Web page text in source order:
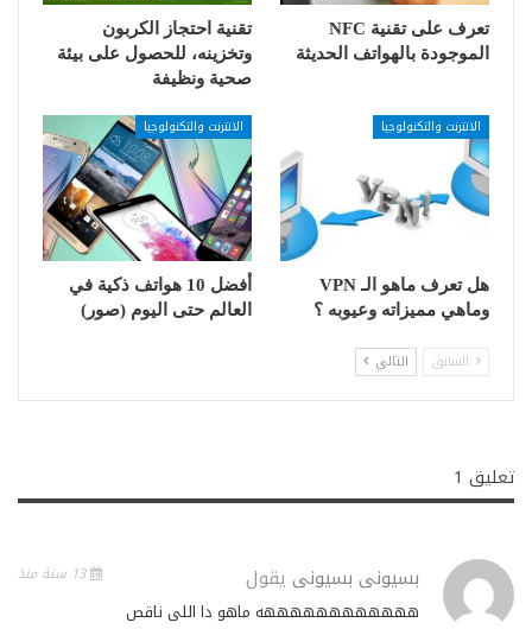
تعرف على تقنية NFC
الموجودة بالهواتف الحديثة
تقنية احتجاز الكربون
وتخزينه، للحصول على بيئة
صحية ونظيفة
الانترنت والتكنولوجيا
هل تعرف ماهو الـ VPN
وماهي مميزاته وعيوبه ؟
الانترنت والتكنولوجيا
أفضل 10 هواتف ذكية في
العالم حتى اليوم (صور)
السابق التالي
تعليق 1
بسيونى بسيونى يقول 13 سنة منذ
ههههههههههههه ماهو دا اللى ناقص